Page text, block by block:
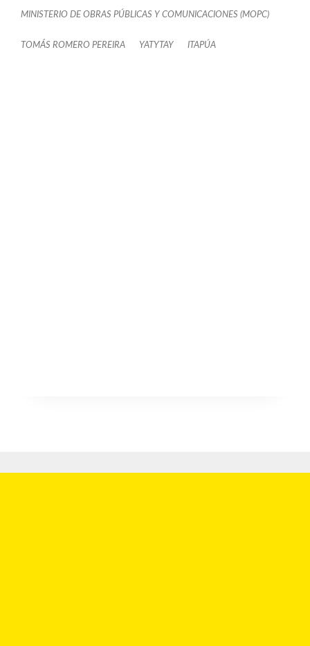
MINISTERIO DE OBRAS PÚBLICAS Y COMUNICACIONES (MOPC)
TOMÁS ROMERO PEREIRA YATYTAY ITAPÚA